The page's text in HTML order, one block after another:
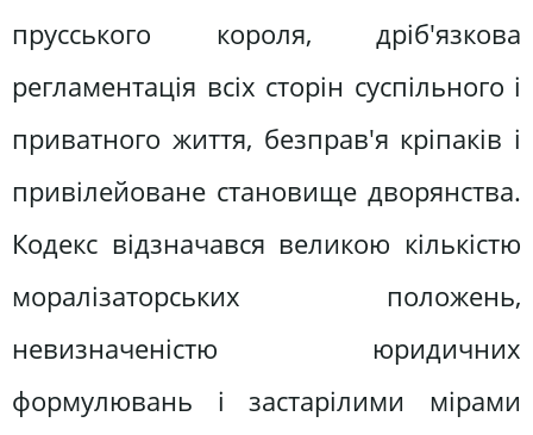
прусського короля, дріб'язкова
регламентація всіх сторін суспільного і
приватного життя, безправ'я кріпаків і
привілейоване становище дворянства.
Кодекс відзначався великою кількістю
моралізаторських положень,
невизначеністю юридичних
формулювань і застарілими мірами